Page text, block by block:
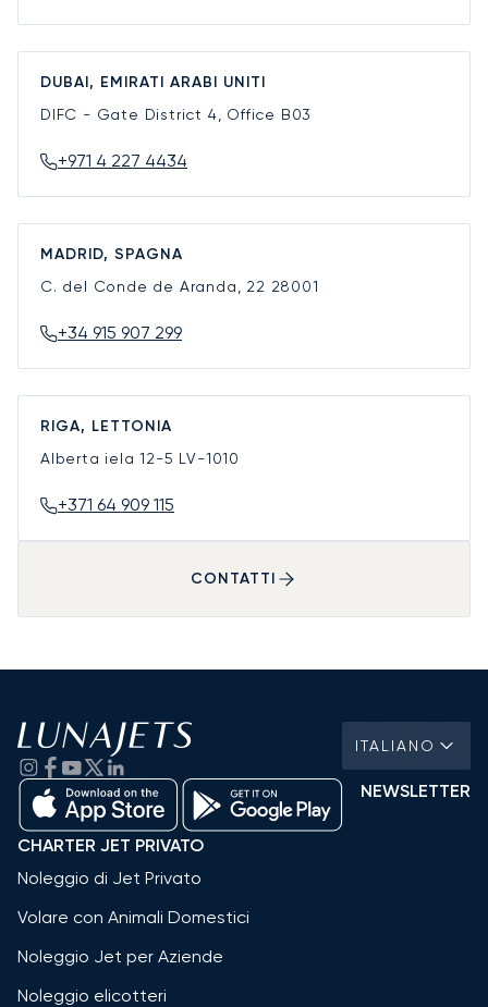
DUBAI, EMIRATI ARABI UNITI
DIFC - Gate District 4, Office B03
+971 4 227 4434
MADRID, SPAGNA
C. del Conde de Aranda, 22 28001
+34 915 907 299
RIGA, LETTONIA
Alberta iela 12-5 LV-1010
+371 64 909 115
CONTATTI
ITALIANO
NEWSLETTER
CHARTER JET PRIVATO
Noleggio di Jet Privato
Volare con Animali Domestici
Noleggio Jet per Aziende
Noleggio elicotteri